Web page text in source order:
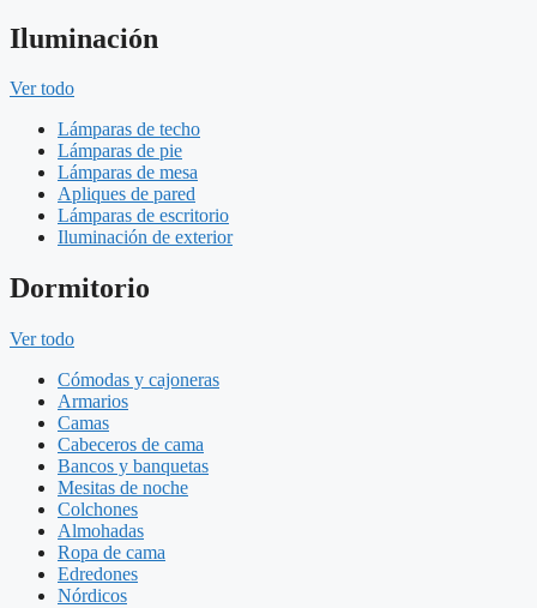
Iluminación
Ver todo
Lámparas de techo
Lámparas de pie
Lámparas de mesa
Apliques de pared
Lámparas de escritorio
Iluminación de exterior
Dormitorio
Ver todo
Cómodas y cajoneras
Armarios
Camas
Cabeceros de cama
Bancos y banquetas
Mesitas de noche
Colchones
Almohadas
Ropa de cama
Edredones
Nórdicos